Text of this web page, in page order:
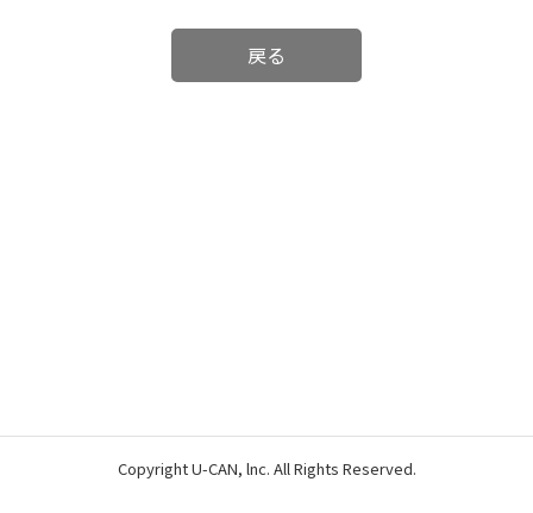
戻る
Copyright U-CAN, lnc. All Rights Reserved.